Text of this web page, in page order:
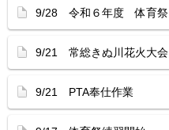
9/28 令和６年度 体育祭
9/21 常総きぬ川花火大会
9/21 PTA奉仕作業